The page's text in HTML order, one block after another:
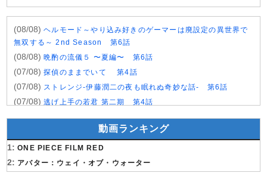
(08/08)ヘルモード～やり込み好きのゲーマーは廃設定の異世界で
無双する～ 2nd Season 第6話
(08/08)晩酌の流儀５ 〜夏編〜 第6話
(07/08)探偵のままでいて 第4話
(07/08) ストレンジ-伊藤潤二の夜も眠れぬ奇妙な話- 第6話
(07/08)逃げ上手の若君 第二期 第4話
(07/08)神の雫 第18話
うちの弟どもがすみません 第6話
(07/08)これ描いて死ね 第6話
(07/08)ここは俺に任せて先に行けと言ってから10年がたったら伝
説になっていた。 第6話
動画ランキング
1: ONE PIECE FILM RED
2: アバター：ウェイ・オブ・ウォーター